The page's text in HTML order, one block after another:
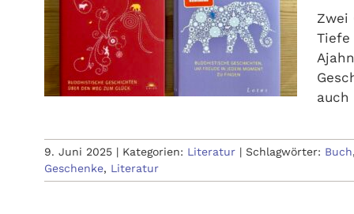
Zwei
Tiefe
auch
9. Juni 2025 | Kategorien: Literatur | Schlagwörter: Buch,
Geschenke, Literatur